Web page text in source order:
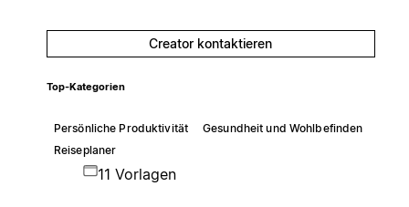
Creator kontaktieren
Top-Kategorien
Persönliche Produktivität
Gesundheit und Wohlbefinden
Reiseplaner
11 Vorlagen